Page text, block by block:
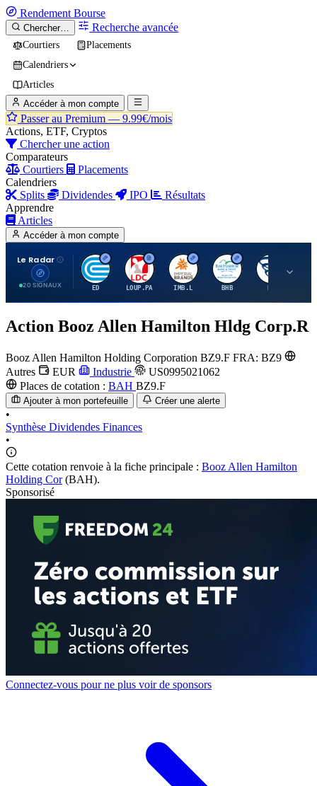
Rendement Bourse
Chercher… Recherche avancée
Courtiers
Placements
Calendriers
Articles
Accéder à mon compte
Passer au Premium — 9.99€/mois
Actions, ETF, Cryptos
Chercher une action
Comparateurs
Courtiers
Placements
Calendriers
Splits
Dividendes IPO
Résultats
Apprendre
Articles
Accéder à mon compte
Le Radar
20 SIGNAUX
C
ED
L
LOUP.PA
I
IMB.L
B
BHB
B
Action Booz Allen Hamilton Hldg Corp.R
Booz Allen Hamilton Holding Corporation BZ9.F FRA: BZ9
Autres
EUR Industrie
US0995021062
Places de cotation : BAH BZ9.F
Ajouter à mon portefeuille Créer une alerte
•
Synthèse Dividendes Finances
•
Cette cotation renvoie à la fiche principale : Booz Allen Hamilton
Holding Cor(BAH).
Sponsorisé
Connectez-vous pour ne plus voir de sponsors